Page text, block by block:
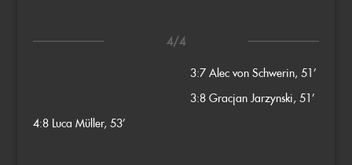
4/4
3:7 Alec von Schwerin, 51’
3:8 Gracjan Jarzynski, 51’
4:8 Luca Müller, 53’